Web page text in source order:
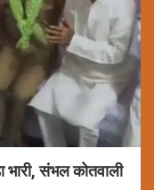
भारी, संभल कोतवाली